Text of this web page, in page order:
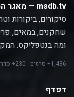
msdb.tv — מאגר הסדרות והסרטים המוביל בעברית.
סיקורים, ביקורות
שחקנים, במאים,
ומה בנטפליקס.
1,436+ סרטים · 230+ סדרות · 12,000+ פרקים
דפדף